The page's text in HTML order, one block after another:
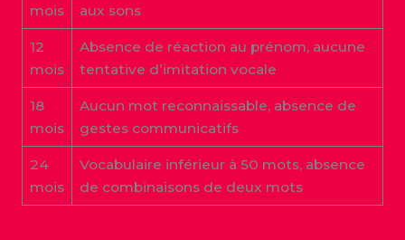
mois
aux sons
12
mois
Absence de réaction au prénom, aucune
tentative d’imitation vocale
18
mois
Aucun mot reconnaissable, absence de
gestes communicatifs
24
mois
Vocabulaire inférieur à 50 mots, absence
de combinaisons de deux mots